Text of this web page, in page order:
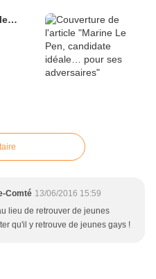
Comté 13/06/2016 15:59
lieu de retrouver de jeunes
qu'il y retrouve de jeunes gays !